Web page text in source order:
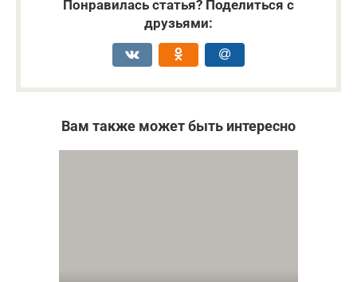
Понравилась статья? Поделиться с
друзьями:
Вам также может быть интересно